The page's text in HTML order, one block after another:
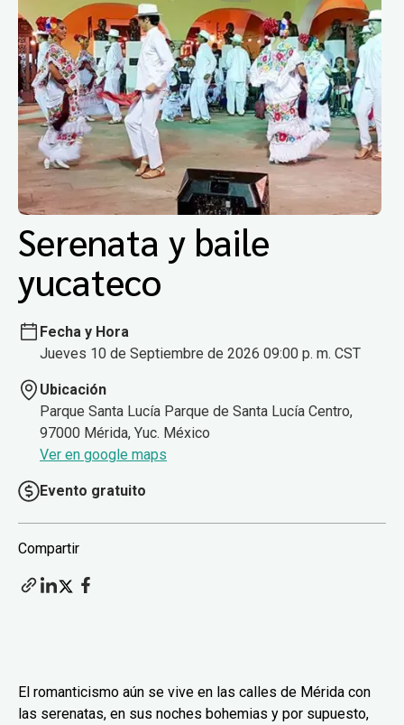
Serenata y baile
yucateco
Fecha y Hora
Jueves 10 de Septiembre de 2026 09:00 p. m. CST
Ubicación
Parque Santa Lucía Parque de Santa Lucía Centro,
97000 Mérida, Yuc. México
Ver en google maps
Evento gratuito
Compartir
El romanticismo aún se vive en las calles de Mérida con
las serenatas, en sus noches bohemias y por supuesto,